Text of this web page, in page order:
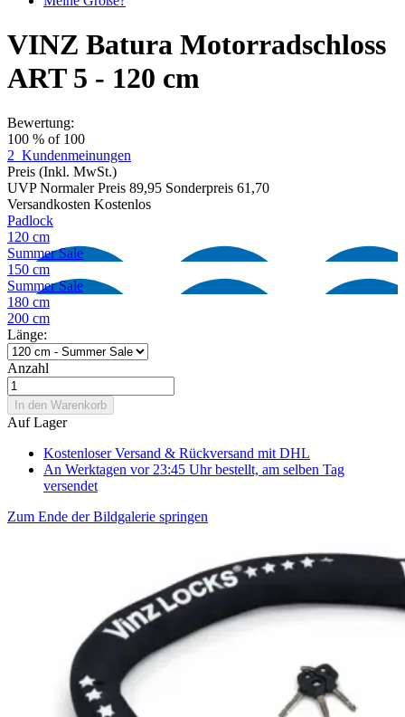
VINZ Batura Motorradschloss
ART 5 - 120 cm
Bewertung:
100 % of 100
2 Kundenmeinungen
Preis (Inkl. MwSt.)
UVPNormaler Preis 89,95 Sonderpreis 61,70
Versandkosten Kostenlos
Padlock
120 cm
Summer Sale
150 cm
Summer Sale
180 cm
200 cm
Länge:
Anzahl
In den Warenkorb
Auf Lager
Kostenloser Versand & Rückversand mit DHL
An Werktagen vor 23:45 Uhr bestellt, am selben Tag
versendet
Zum Ende der Bildgalerie springen